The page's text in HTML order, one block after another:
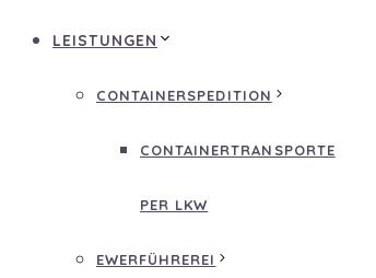
LEISTUNGEN
CONTAINERSPEDITION
CONTAINERTRANSPORTE
PER LKW
EWERFÜHREREI